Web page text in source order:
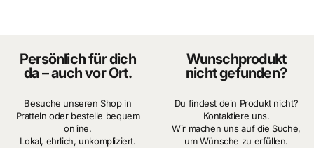
Gönn dir jetzt einePopglow faltbare LED‑Lampeund
verwandle dein Zimmer in eine gemütliche Lichtwelt!
Persönlich für dich
da – auch vor Ort.
Besuche unseren Shop in
Pratteln oder bestelle bequem
online.
Lokal, ehrlich, unkompliziert.
Wunschprodukt
nicht gefunden?
Du findest dein Produkt nicht?
Kontaktiere uns.
Wir machen uns auf die Suche,
um Wünsche zu erfüllen.